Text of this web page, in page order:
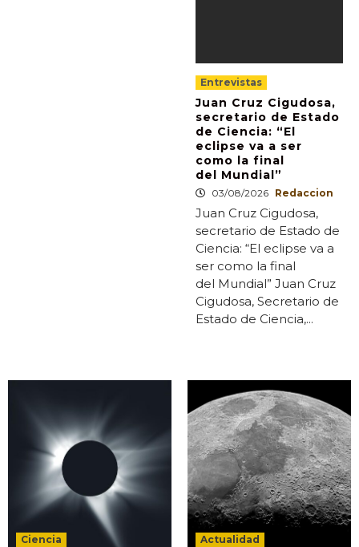
Entrevistas
Juan Cruz Cigudosa,
secretario de Estado
de Ciencia: “El
eclipse va a ser
como la final
del Mundial”
03/08/2026 Redaccion
Juan Cruz Cigudosa,
secretario de Estado de
Ciencia: “El eclipse va a
ser como la final
del Mundial” Juan Cruz
Cigudosa, Secretario de
Estado de Ciencia,...
Ciencia Actualidad